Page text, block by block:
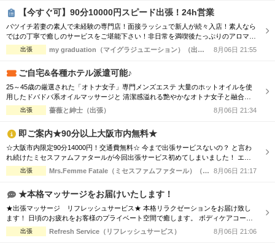
をお過ごしください...
【今すぐ可】90分10000円スピード出張！24h営業
バツイチ若妻の素人で未経験の専門店！面接ラッシュで新人が続々入店！素人なら
ではの丁寧で癒しのサービスをご堪能下さい！非日常を満喫後たっぷりのアロマオ
イルトリートメントで心体を癒してください！ ■□■□■□■□■□■□■□■□■□■□■□
【Aroma&Spaコース】 ・90分￥10000 ・120分￥15000 □■□■□■□■□■□■□■□■□■
出張 my graduation（マイグラジュエーション）（出張） 8月06日 21:55
ご自宅&各種ホテル派遣可能♪
25～45歳の厳選された「オトナ女子」専門メンズエステ 大量のホットオイルを使
用したドバドバ系オイルマッサージと 清潔感溢れる艶やかなオトナ女子と融合
で、優雅なひと時をお楽しみください。 【新規割引】ご新規様にお得♪ ご新規様限
定で総額から『3,000円』割引！ 90分 16,500円 → 13,500円（税込） 120分
出張 薔薇と紳士（出張） 8月06日 21:34
即ご案内★90分以上大阪市内無料★
☆大阪市内限定90分14000円！交通費無料☆ 今まで出張サービスないの？ と言わ
れ続けたミセスファムファタールが今回出張サービス初めてしまいました！ エリ
アによっては交通費の差が出ますので詳細はTELにてお伝えさせて頂きます。 90
分コース14000円 120分コース18000円 でのご案内☆ 是非この機会に一度お電話お
出張 Mrs.Femme Fatale（ミセスファムファタール）（出張）8月06日 21:17
★本格マッサージをお届けいたします！
★出張マッサージ リフレッシュサービス★ 本格リラクゼーションをお届け致し
ます！ 日頃のお疲れをお客様のプライベート空間で癒します。 ボディケアコース
で全身をしっかりとほぐすも良し！ オイルセラピーで体の深部からゆったりする
も良し！ ★高リピートのスタッフが多数出勤★ リフレッシュサービスでは、 技術
出張 Refresh Service（リフレッシュサービス） 8月06日 21:06